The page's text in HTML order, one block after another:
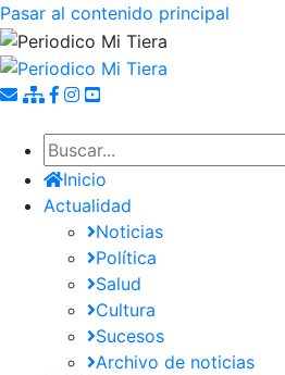
Pasar al contenido principal
Inicio
Actualidad
Noticias
Política
Salud
Cultura
Sucesos
Archivo de noticias